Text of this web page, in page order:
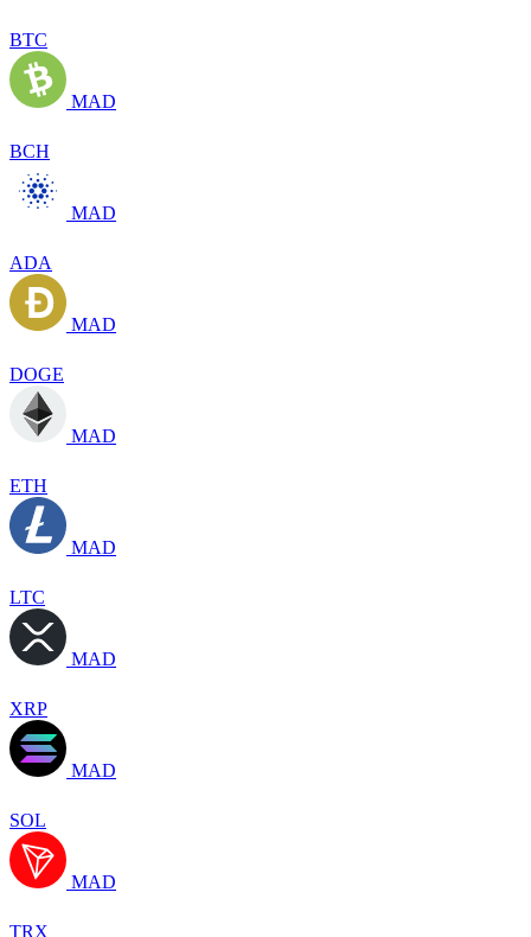
BTC
MAD
BCH
MAD
ADA
MAD
DOGE
MAD
ETH
MAD
LTC
MAD
XRP
MAD
SOL
MAD
TRX